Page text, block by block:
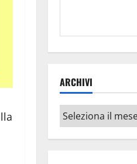
ARCHIVI
Archivi